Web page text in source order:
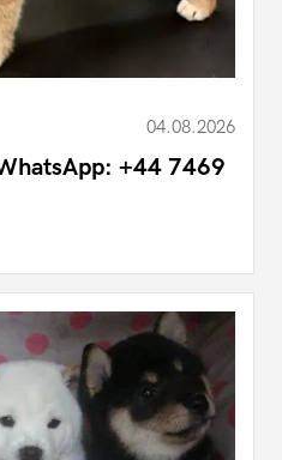
04.08.2026
+44 7469